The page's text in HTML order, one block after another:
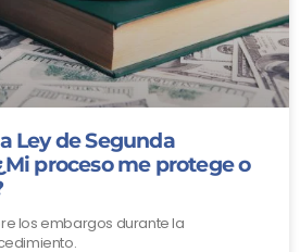
Ley de Segunda
proceso me protege o
los embargos durante la